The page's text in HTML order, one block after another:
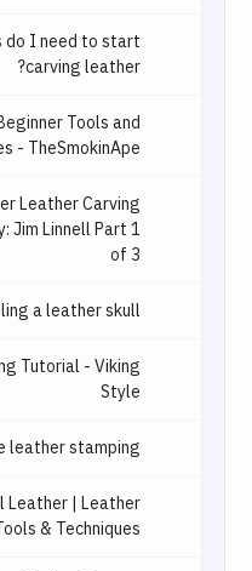
do I need to start
carving leather?
Tools and
- TheSmokinApe
Leather Carving
Jim Linnell Part 1
of 3
a leather skull
Tutorial - Viking
Style
leather stamping
Leather | Leather
& Techniques